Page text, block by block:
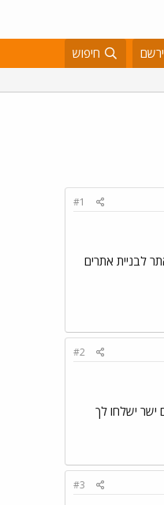
חיפוש
#1
לבניית אתרים
#2
כי הם ישר ישלחו לך
#3